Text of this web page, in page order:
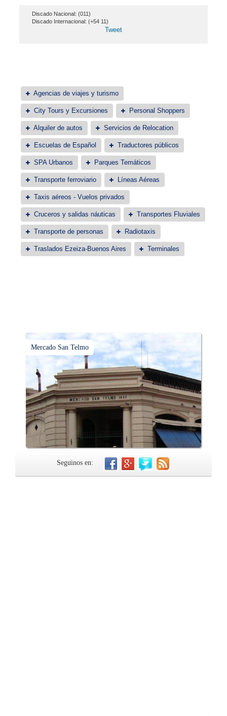
Discado Nacional: (011)
Discado Internacional: (+54 11)
Tweet
Agencias de viajes y turismo
City Tours y Excursiones Personal Shoppers
Alquiler de autos Servicios de Relocation
Escuelas de Español Traductores públicos
SPA Urbanos Parques Temáticos
Transporte ferroviario Líneas Aéreas
Taxis aéreos - Vuelos privados
Cruceros y salidas náuticas Transportes Fluviales
Transporte de personas Radiotaxis
Traslados Ezeiza-Buenos Aires Terminales
Mercado San Telmo
Seguinos en: